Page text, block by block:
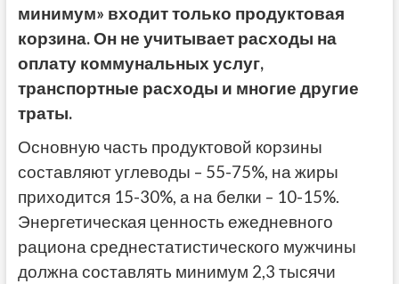
минимум» входит только продуктовая
корзина. Он не учитывает расходы на
оплату коммунальных услуг,
транспортные расходы и многие другие
траты.
Основную часть продуктовой корзины
составляют углеводы – 55-75%, на жиры
приходится 15-30%, а на белки – 10-15%.
Энергетическая ценность ежедневного
рациона среднестатистического мужчины
должна составлять минимум 2,3 тысячи